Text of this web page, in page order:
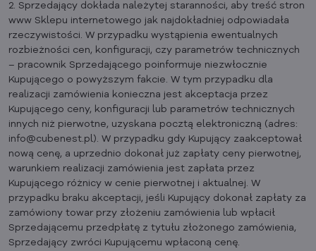
2. Sprzedający dokłada należytej staranności, aby treść stron
www Sklepu internetowego jak najdokładniej odpowiadała
rzeczywistości. W przypadku wystąpienia ewentualnych
rozbieżności cen, konfiguracji, czy parametrów technicznych
– pracownik Sprzedającego poinformuje niezwłocznie
Kupującego o powyższym fakcie. W tym przypadku dla
realizacji zamówienia konieczna jest akceptacja przez
Kupującego ceny, konfiguracji lub parametrów technicznych
innych niż pierwotne, uzyskana pocztą elektroniczną (adres:
info@cubenest.pl). W przypadku gdy Kupujący zaakceptował
nową cenę, a uprzednio dokonał już zapłaty ceny pierwotnej,
warunkiem realizacji zamówienia jest zapłata przez
Kupującego różnicy w cenie pierwotnej i aktualnej. W
przypadku braku akceptacji, jeśli Kupujący dokonał zapłaty za
zamówiony towar przy złożeniu zamówienia lub wpłacił
Sprzedającemu przedpłatę z tytułu złożonego zamówienia,
Sprzedający zwróci Kupującemu wpłaconą cenę.